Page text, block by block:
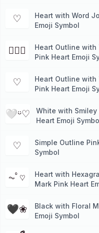
⁠♡
Heart with Word
Emoji Symbol
♡ྀི
Heart Outline
Pink Heart Emoji
♡︎
Heart Outline with
Pink Heart Emoji
🤍ㅤᵕ̈♡︎
White with
Heart Emoji
♡
Simple Outline
Symbol
⏦ﾟ♡︎
Heart with
Mark Pink Heart
🖤❀
Black with Floral
Emoji Symbol